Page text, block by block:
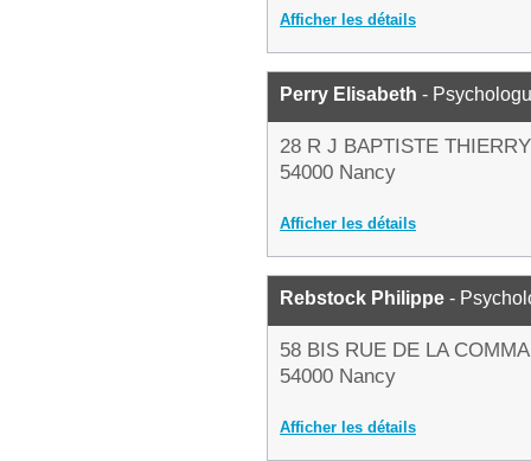
Afficher les détails
Perry Elisabeth -
28 R J BAPTISTE
54000 Nancy
Afficher les détails
Rebstock Philippe -
58 BIS RUE DE LA
54000 Nancy
Afficher les détails